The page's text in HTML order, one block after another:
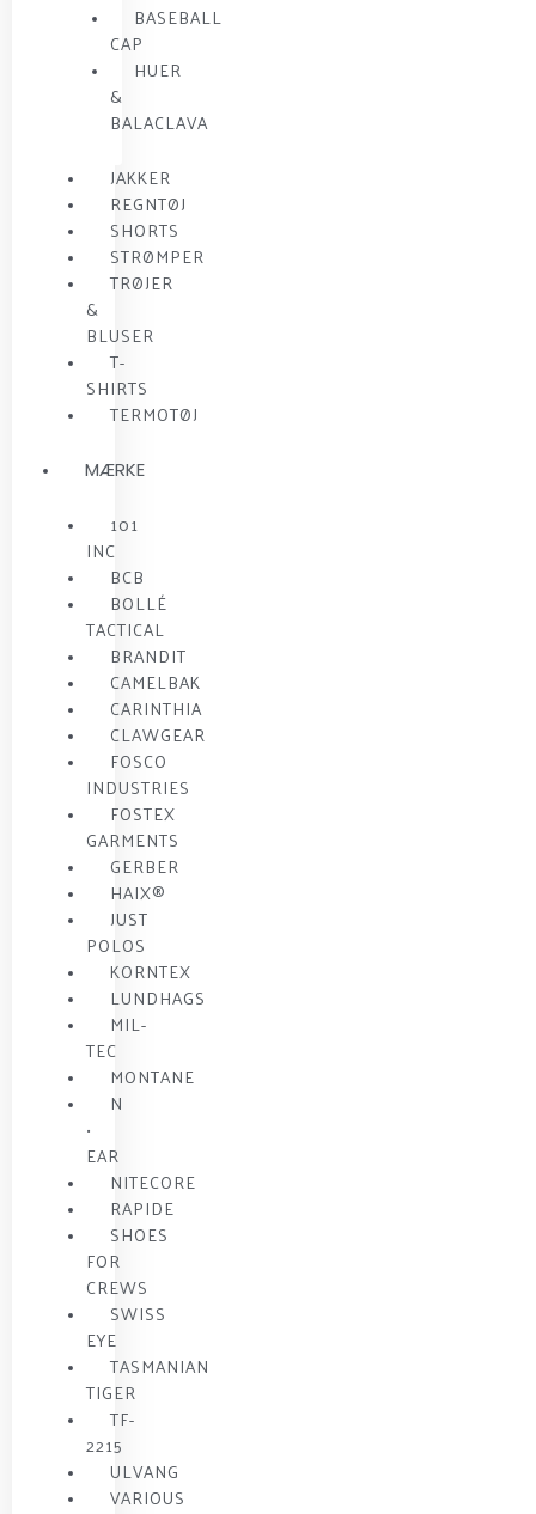
BASEBALL
CAP
HUER
&
BALACLAVA
JAKKER
REGNTØJ
SHORTS
STRØMPER
TRØJER
&
BLUSER
T-
SHIRTS
TERMOTØJ
MÆRKE
101
INC
BCB
BOLLÉ
TACTICAL
BRANDIT
CAMELBAK
CARINTHIA
CLAWGEAR
FOSCO
INDUSTRIES
FOSTEX
GARMENTS
GERBER
HAIX®
JUST
POLOS
KORNTEX
LUNDHAGS
MIL-
TEC
MONTANE
N
•
EAR
NITECORE
RAPIDE
SHOES
FOR
CREWS
SWISS
EYE
TASMANIAN
TIGER
TF-
2215
ULVANG
VARIOUS